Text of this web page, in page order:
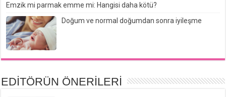
Emzik mi parmak emme mi: Hangisi daha kötü?
Doğum ve normal doğumdan sonra iyileşme
EDİTÖRÜN ÖNERİLERİ